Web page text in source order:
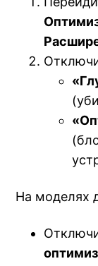
На моделях